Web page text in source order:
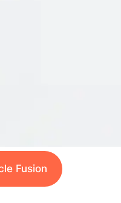
Fusion